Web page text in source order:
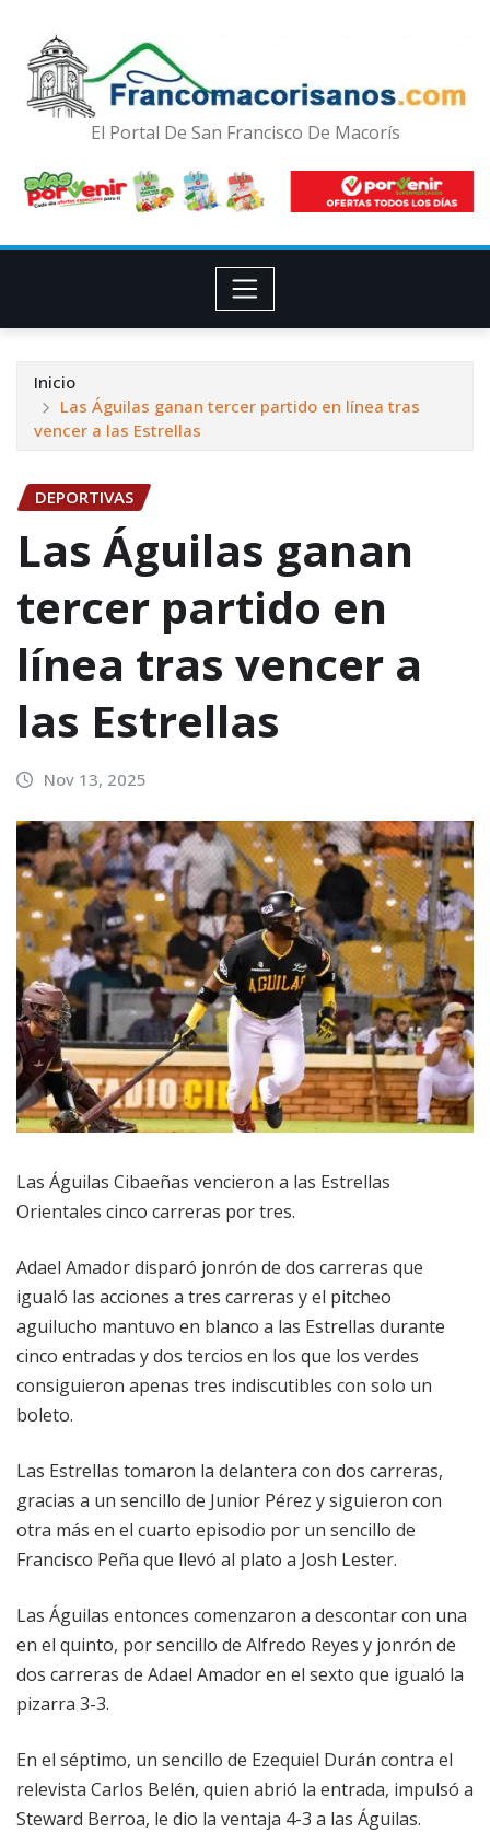
El Portal De San Francisco De Macorís
Inicio
Las Águilas ganan tercer partido en línea tras
vencer a las Estrellas
DEPORTIVAS
Las Águilas ganan
tercer partido en
línea tras vencer a
las Estrellas
Nov 13, 2025
Las Águilas Cibaeñas vencieron a las Estrellas
Orientales cinco carreras por tres.
Adael Amador disparó jonrón de dos carreras que
igualó las acciones a tres carreras y el pitcheo
aguilucho mantuvo en blanco a las Estrellas durante
cinco entradas y dos tercios en los que los verdes
consiguieron apenas tres indiscutibles con solo un
boleto.
Las Estrellas tomaron la delantera con dos carreras,
gracias a un sencillo de Junior Pérez y siguieron con
otra más en el cuarto episodio por un sencillo de
Francisco Peña que llevó al plato a Josh Lester.
Las Águilas entonces comenzaron a descontar con una
en el quinto, por sencillo de Alfredo Reyes y jonrón de
dos carreras de Adael Amador en el sexto que igualó la
pizarra 3-3.
En el séptimo, un sencillo de Ezequiel Durán contra el
relevista Carlos Belén, quien abrió la entrada, impulsó a
Steward Berroa, le dio la ventaja 4-3 a las Águilas.